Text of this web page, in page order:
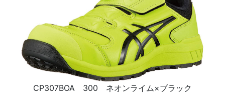
CP307BOA 300 ネオンライム×ブラック